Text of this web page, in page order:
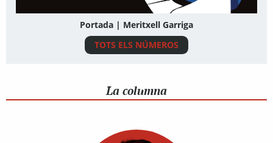
Portada | Meritxell Garriga
TOTS ELS NÚMEROS
La columna